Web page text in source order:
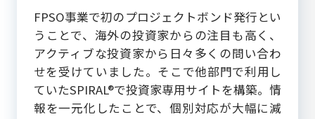
FPSO事業で初のプロジェクトボンド発行とい
うことで、海外の投資家からの注目も高く、
アクティブな投資家から日々多くの問い合わ
せを受けていました。そこで他部門で利用し
ていたSPIRAL®で投資家専用サイトを構築。情
報を一元化したことで、個別対応が大幅に減